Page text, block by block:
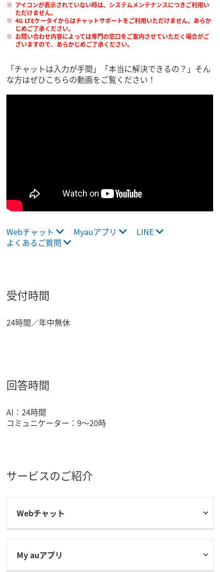
アイコンが表示されていない時は、システムメンテナンスにつきご利用い
ただけません。
4G LTEケータイからはチャットサポートをご利用いただけません。あらか
じめご了承ください。
お問い合わせ内容によっては専門の窓口をご案内させていただく場合がご
ざいますので、あらかじめご了承ください。
「チャットは入力が手間」「本当に解決できるの？」そん
な方はぜひこちらの動画をご覧ください！
Webチャット Myauアプリ
LINE
よくあるご質問
受付時間
24時間／年中無休
回答時間
AI：24時間
コミュニケーター：9～20時
サービスのご紹介
Webチャット
My auアプリ